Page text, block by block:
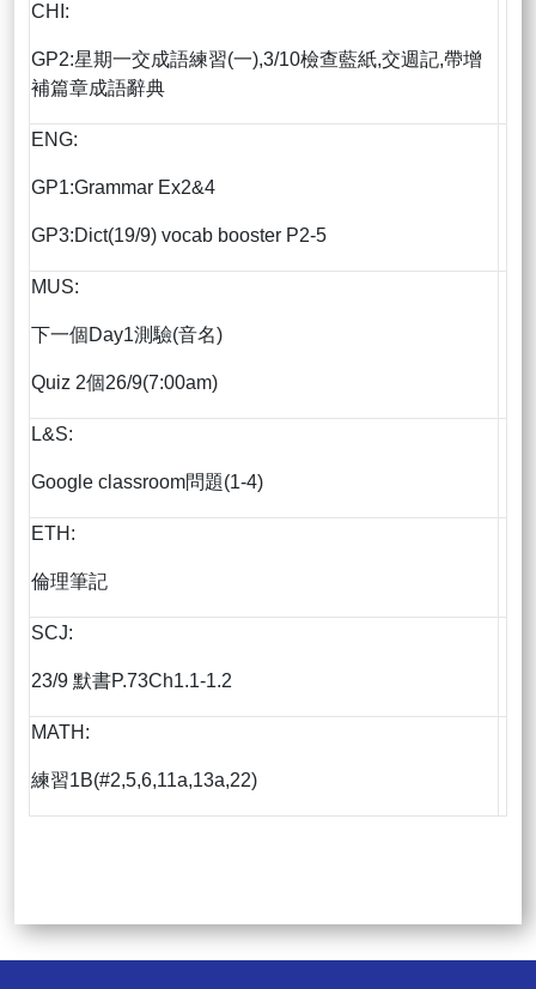
CHI:
GP2:星期一交成語練習(一),3/10檢查藍紙,交週記,帶增
補篇章成語辭典
ENG:
GP1:Grammar Ex2&4
GP3:Dict(19/9) vocab booster P2-5
MUS:
下一個Day1測驗(音名)
Quiz 2個26/9(7:00am)
L&S:
Google classroom問題(1-4)
ETH:
倫理筆記
SCJ:
23/9 默書P.73Ch1.1-1.2
MATH:
練習1B(#2,5,6,11a,13a,22)